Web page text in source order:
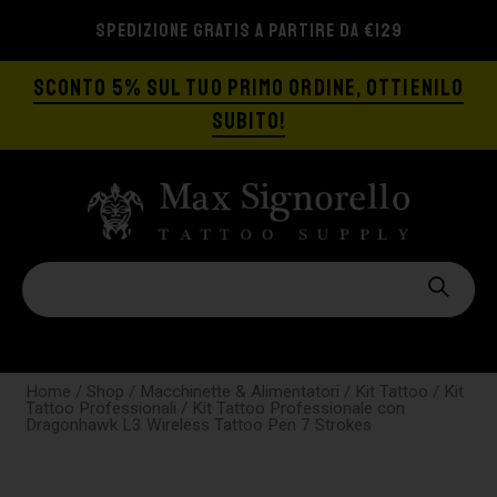
SPEDIZIONE GRATIS A PARTIRE DA €129
SCONTO 5% SUL TUO PRIMO ORDINE, OTTIENILO
SUBITO!
Home / Shop / Macchinette & Alimentatori / Kit Tattoo / Kit
Tattoo Professionali / Kit Tattoo Professionale con
Dragonhawk L3 Wireless Tattoo Pen 7 Strokes